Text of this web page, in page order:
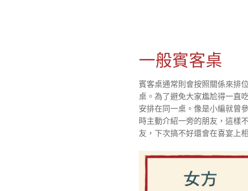
一般賓客桌
賓客桌通常則會按照關係來排
桌。為了避免大家尷尬得一直
安排在同一桌。像是小編就曾
時主動介紹一旁的朋友，這樣
友，下次搞不好還會在喜宴上